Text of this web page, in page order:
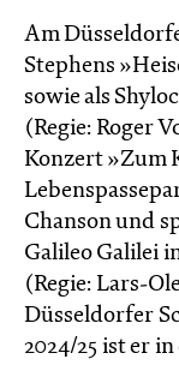
Am
Stephens
sowie als
(Regie: Roger
Konzert »Zum
Chanson und
Galileo Galilei
(Regie: Lars-
Düsseldorfer
2024/25 ist er